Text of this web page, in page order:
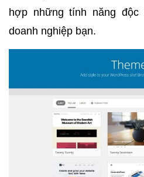
hợp những tính năng độc
doanh nghiệp bạn.